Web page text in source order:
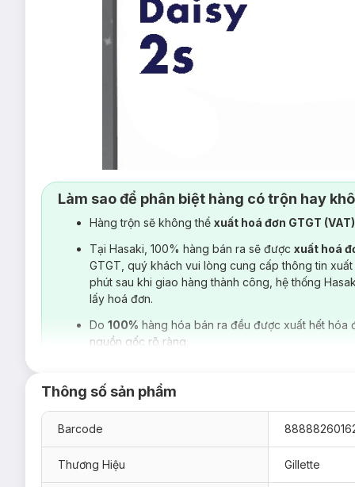
Làm sao để phân biệt hàng có trộn hay
Hàng trộn sẽ không thể xuất hoá đơn GTGT
Tại Hasaki, 100% hàng bán ra sẽ được xuất hoá
GTGT, quý khách vui lòng cung cấp thông tin
phút sau khi giao hàng thành công, hệ thống
lấy hoá đơn.
Do 100% hàng hóa bán ra đều được xuất hết hóa
nguồn gốc rõ ràng.
Thông số sản phẩm
Barcode
Thương Hiệu Gillette